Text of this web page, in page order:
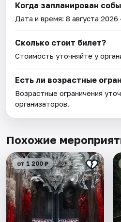
Когда запланирован
Дата и время:8 августа 2026
Сколько стоит билет?
Стоимость уточняйте у
Есть ли возрастные
Возрастные ограничения
организаторов.
Похожие
от 1 200 ₽